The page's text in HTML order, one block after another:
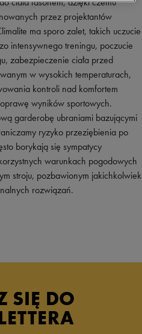
przez projektantów
ma sporo zalet, takich uczucie
intensywnego treningu, poczucie
zabezpieczenie ciała przed
w wysokich temperaturach,
kontroli nad komfortem
wyników sportowych.
garderobę ubraniami bazującymi
ryzyko przeziębienia po
borykają się sympatycy
warunkach pogodowych
stroju, pozbawionym jakichkolwiek
rozwiązań.
SIĘ DO